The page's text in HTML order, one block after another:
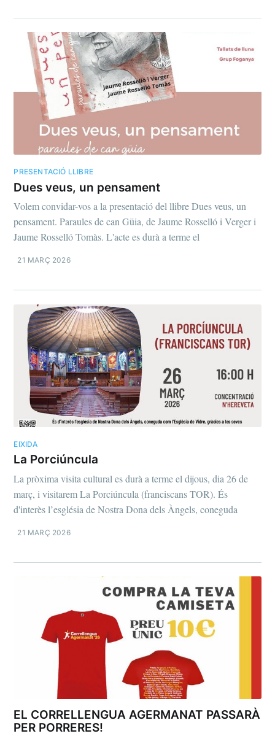
PRESENTACIÓ LLIBRE
Dues veus, un pensament
Volem convidar-vos a la presentació del llibre Dues veus, un
pensament. Paraules de can Güia, de Jaume Rosselló i Verger i
Jaume Rosselló Tomàs. L'acte es durà a terme el
21 MARÇ 2026
EIXIDA
La Porciúncula
La pròxima visita cultural es durà a terme el dijous, dia 26 de
març, i visitarem La Porciúncula (franciscans TOR). És
d'interès l’església de Nostra Dona dels Àngels, coneguda
21 MARÇ 2026
EL CORRELLENGUA AGERMANAT PASSARÀ
PER PORRERES!